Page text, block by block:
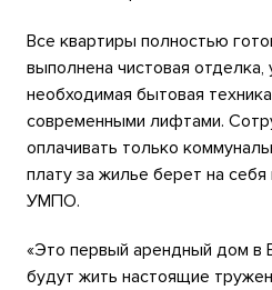
Все квартиры полностью
выполнена чистовая
необходимая бытовая
современными лифтами.
оплачивать только
плату за жилье берет на
УМПО.
«Это первый арендный дом в
будут жить настоящие